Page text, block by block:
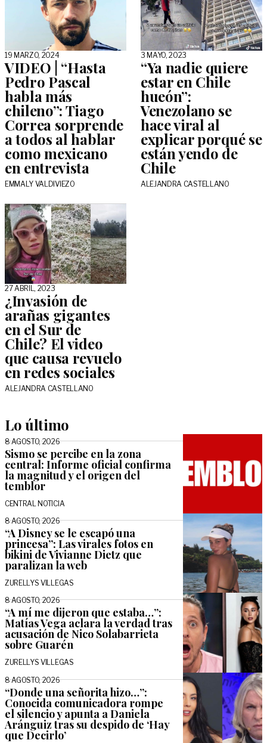
19 MARZO, 2024
VIDEO | “Hasta
Pedro Pascal
habla más
chileno”: Tiago
Correa sorprende
a todos al hablar
como mexicano
en entrevista
EMMALY VALDIVIEZO
3 MAYO, 2023
“Ya nadie quiere
estar en Chile
hueón”:
Venezolano se
hace viral al
explicar porqué se
están yendo de
Chile
ALEJANDRA CASTELLANO
27 ABRIL, 2023
¿Invasión de
arañas gigantes
en el Sur de
Chile? El video
que causa revuelo
en redes sociales
ALEJANDRA CASTELLANO
Lo último
8 AGOSTO, 2026
Sismo se percibe en la zona
central: Informe oficial confirma
la magnitud y el origen del
temblor
CENTRAL NOTICIA
8 AGOSTO, 2026
“A Disney se le escapó una
princesa”: Las virales fotos en
bikini de Vivianne Dietz que
paralizan la web
ZURELLYS VILLEGAS
8 AGOSTO, 2026
“A mí me dijeron que estaba…”:
Matías Vega aclara la verdad tras
acusación de Nico Solabarrieta
sobre Guarén
ZURELLYS VILLEGAS
8 AGOSTO, 2026
“Donde una señorita hizo…”:
Conocida comunicadora rompe
el silencio y apunta a Daniela
Aránguiz tras su despido de ‘Hay
que Decirlo’